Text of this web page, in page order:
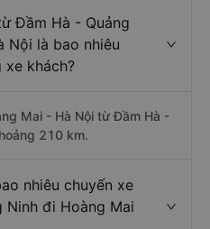
Đầm Hà - Quảng
Nội là bao nhiêu
xe khách?
Mai - Hà Nội từ Đầm Hà -
210 km.
nhiêu chuyến xe
Ninh đi Hoàng Mai